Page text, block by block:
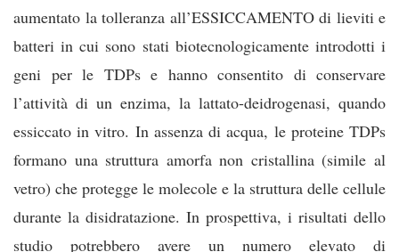
aumentato la tolleranza all’ESSICCAMENTO di lieviti e
batteri in cui sono stati biotecnologicamente introdotti i
geni per le TDPs e hanno consentito di conservare
l’attività di un enzima, la lattato-deidrogenasi, quando
essiccato in vitro. In assenza di acqua, le proteine TDPs
formano una struttura amorfa non cristallina (simile al
vetro) che protegge le molecole e la struttura delle cellule
durante la disidratazione. In prospettiva, i risultati dello
studio potrebbero avere un numero elevato di